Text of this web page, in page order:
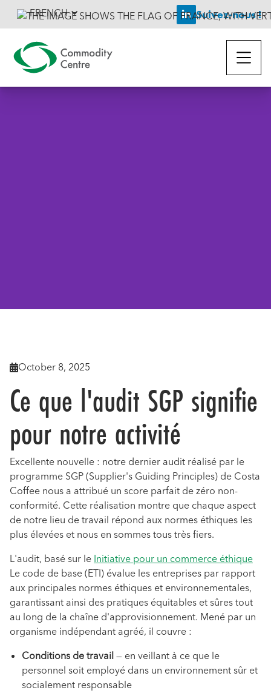
FRENCH  Suivez-nous !
October 8, 2025
Ce que l'audit SGP signifie
pour notre activité
Excellente nouvelle : notre dernier audit réalisé par le
programme SGP (Supplier's Guiding Principles) de Costa
Coffee nous a attribué un score parfait de zéro non-
conformité. Cette réalisation montre que chaque aspect
de notre lieu de travail répond aux normes éthiques les
plus élevées et nous en sommes tous très fiers.
L'audit, basé sur le Initiative pour un commerce éthique
Le code de base (ETI) évalue les entreprises par rapport
aux principales normes éthiques et environnementales,
garantissant ainsi des pratiques équitables et sûres tout
au long de la chaîne d'approvisionnement. Mené par un
organisme indépendant agréé, il couvre :
Conditions de travail— en veillant à ce que le
personnel soit employé dans un environnement sûr et
socialement responsable